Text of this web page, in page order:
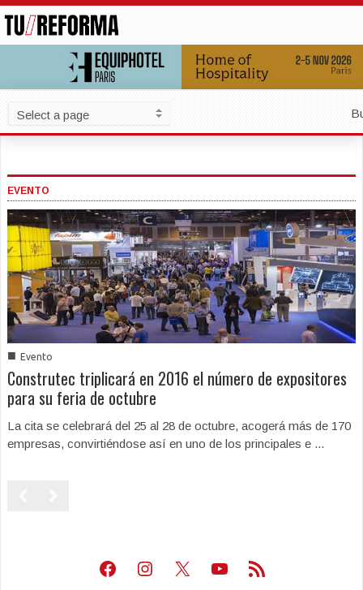
EVENTO
■ Evento
Construtec triplicará en 2016 el número de expositores
para su feria de octubre
La cita se celebrará del 25 al 28 de octubre, acogerá más de 170
empresas, convirtiéndose así en uno de los principales e ...
Facebook
Instagram
X Youtube
Feed RSS